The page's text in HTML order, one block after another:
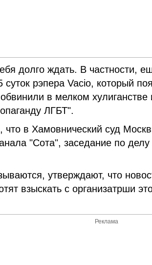
долго ждать. В частности,
суток рэпера Vacio, который
в мелком
ЛГБТ".
что в Хамовнический суд
"Сота", заседание по
утверждают, что
взыскать с организатрши
Реклама